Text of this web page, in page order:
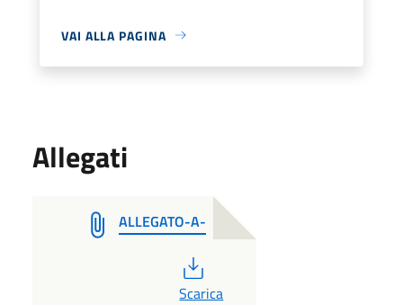
VAI ALLA PAGINA
Allegati
ALLEGATO-A-
PDF
Scarica